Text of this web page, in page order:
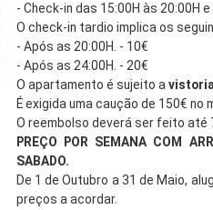
- Check-in das 15:00H às 20:00H
O check-in tardio implica os
- Após as 20:00H. - 10€
- Após as 24:00H. - 20€
O apartamento é sujeito a
É exigida uma caução de 150€ no
O reembolso deverá ser feito até
PREÇO POR SEMANA COM
SABADO.
De 1 de Outubro a 31 de Maio,
preços a acordar.